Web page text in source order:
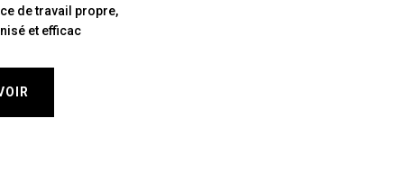
de travail propre,
et efficac